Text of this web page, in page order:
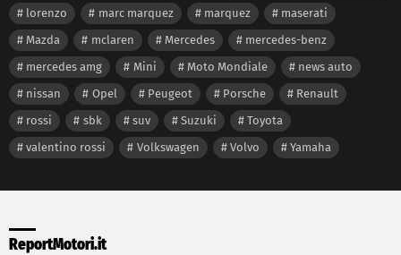
lorenzo
marc marquez marquez
maserati
Mazda
mclaren Mercedes
mercedes-benz
mercedes amg
Mini Moto Mondiale
news auto
nissan
Opel Peugeot Porsche
Renault
rossi
sbk suv Suzuki
Toyota
valentino rossi
Volkswagen Volvo Yamaha
ReportMotori.it